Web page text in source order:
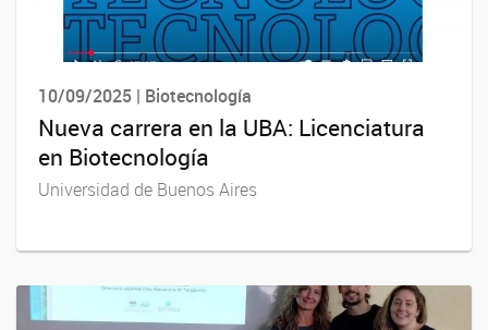
10/09/2025 | Biotecnología
Nueva carrera en la UBA: Licenciatura
en Biotecnología
Universidad de Buenos Aires